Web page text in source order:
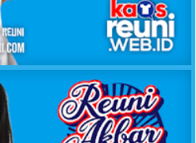
SMPN 1 BEKASAP